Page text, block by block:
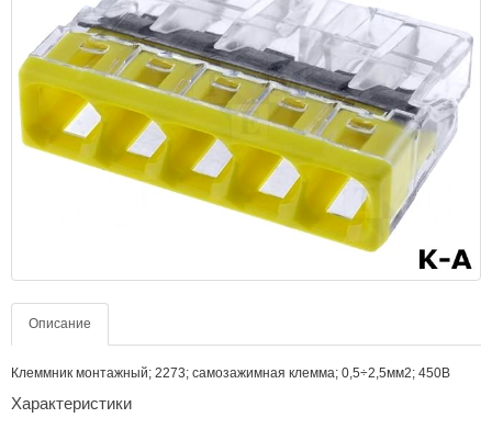
Описание
Клеммник монтажный; 2273; самозажимная клемма; 0,5÷2,5мм2; 450В
Характеристики